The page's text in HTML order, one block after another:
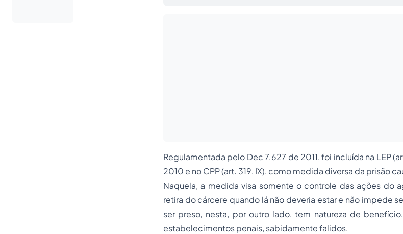
Regulamentada pelo Dec 7.627 de 2011, foi incluída na LEP
2010 e no CPP (art. 319, IX), como medida diversa da prisão
Naquela, a medida visa somente o controle das ações do
retira do cárcere quando lá não deveria estar e não impede
ser preso, nesta, por outro lado, tem natureza de
estabelecimentos penais, sabidamente falidos.